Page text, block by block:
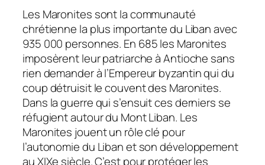
Les Maronites sont la communauté
chrétienne la plus importante du Liban avec
935 000 personnes. En 685 les Maronites
imposèrent leur patriarche à Antioche sans
rien demander à l’Empereur byzantin qui du
coup détruisit le couvent des Maronites.
Dans la guerre qui s’ensuit ces derniers se
réfugient autour du Mont Liban. Les
Maronites jouent un rôle clé pour
l’autonomie du Liban et son développement
au XIXe siècle. C’est pour protéger les